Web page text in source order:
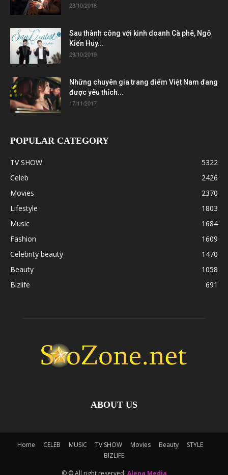
23/10/2018
Sau thành công với kinh doanh Cà phê, Ngô
Kiến Huy...
29/10/2019
Những chuyên gia trang điểm Việt Nam đang
được yêu thích...
17/11/2017
POPULAR CATEGORY
TV SHOW
5322
Celeb
2426
Movies
2370
Lifestyle
1803
Music
1684
Fashion
1609
Celebrity beauty
1470
Beauty
1058
Bizlife
691
ABOUT US
Home CELEB MUSIC TV SHOW Movies Beauty
STYLE
BIZLIFE
© © All right reserved. Alena Media